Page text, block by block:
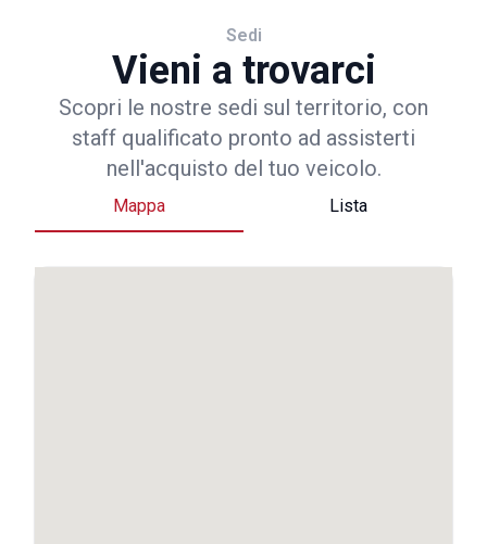
Sedi
Vieni a trovarci
Scopri le nostre sedi sul territorio, con
staff qualificato pronto ad assisterti
nell'acquisto del tuo veicolo.
Mappa Lista